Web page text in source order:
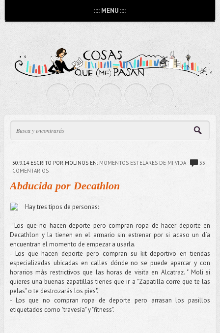
:::: MENU ::::
30.9.14ESCRITO POR MOLINOS EN: MOMENTOS ESTELARES DE MI VIDA
33
COMENTARIOS
Abducida por Decathlon
Hay tres tipos de personas:
- Los que no hacen deporte pero compran ropa de hacer deporte en
Decathlon y la tienen en el armario sin estrenar por si acaso un día
encuentran el momento de empezar a usarla.
- Los que hacen deporte pero compran su kit deportivo en tiendas
especializadas ubicadas en calles dónde no se puede aparcar y con
horarios más restrictivos que las horas de visita en Alcatraz. " Moli si
quieres una buenas zapatillas tienes que ir a "Zapatilla corre que te las
pelas" o te destrozarás los pies".
- Los que no compran ropa de deporte pero arrasan los pasillos
etiquetados como "travesía" y "fitness".